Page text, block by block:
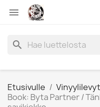

search
Etusivulle Vinyylilevyt
Book: Byta Partner /